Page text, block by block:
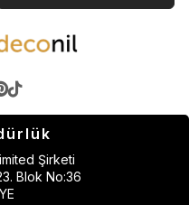
Şirketi
Blok No:36